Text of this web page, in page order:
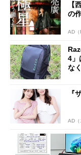
【
の
AD（
4」
な
『
AD（